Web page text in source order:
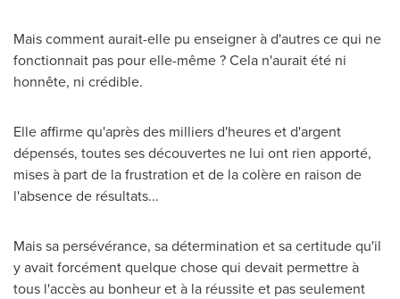
Mais comment aurait-elle pu enseigner à d'autres ce qui ne
fonctionnait pas pour elle-même ? Cela n'aurait été ni
honnête, ni crédible.
Elle affirme qu'après des milliers d'heures et d'argent
dépensés, toutes ses découvertes ne lui ont rien apporté,
mises à part de la frustration et de la colère en raison de
l'absence de résultats...
Mais sa persévérance, sa détermination et sa certitude qu'il
y avait forcément quelque chose qui devait permettre à
tous l'accès au bonheur et à la réussite et pas seulement